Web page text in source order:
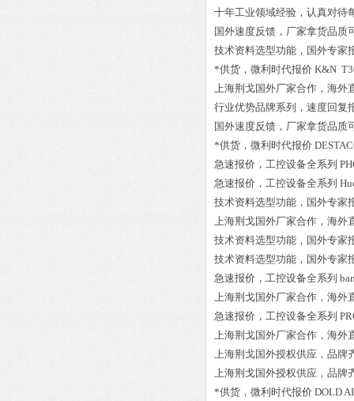
十年工业领域经验，认真对待
国外速度反馈，厂家拿货品质
技术资料选型功能，国外专家
*供货，微利时代报价 K&N
上海荆戈国外厂家合作，海外
行业优势品牌系列，速度回复
国外速度反馈，厂家拿货品质
*供货，微利时代报价
急速报价，工控设备全系列
急速报价，工控设备全系列
技术资料选型功能，国外专家
上海荆戈国外厂家合作，海外
技术资料选型功能，国外专家
技术资料选型功能，国外专家
急速报价，工控设备全系列
上海荆戈国外厂家合作，海外
急速报价，工控设备全系列
上海荆戈国外厂家合作，海外
上海荆戈国外授权供应，品牌
上海荆戈国外授权供应，品牌
*供货，微利时代报价 DOLD